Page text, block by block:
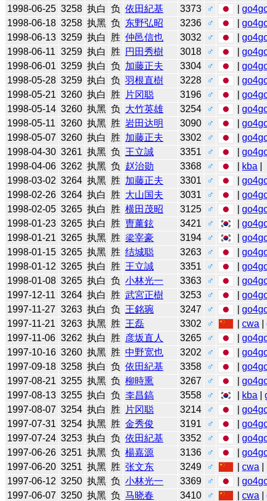
1998-06-25 3258 执白 负 依田紀基 3373 ♂ |
1998-06-18 3258 执黑 负 东野弘昭 3236 ♂ |
1998-06-13 3259 执白 胜 仲邑信也 3032 ♂ |
1998-06-11 3259 执白 胜 円田秀樹 3018 ♂ |
1998-06-01 3259 执白 负 加藤正夫 3304 ♂ |
1998-05-28 3259 执白 负 羽根直樹 3228 ♂ |
1998-05-21 3260 执白 胜 片冈聪 3196 ♂ |
1998-05-14 3260 执黑 负 大竹英雄 3254 ♂ |
1998-05-11 3260 执黑 胜 岩田达明 3090 ♂ |
1998-05-07 3260 执白 胜 加藤正夫 3302 ♂ |
1998-04-30 3261 执黑 负 王立誠 3351 ♂ |
1998-04-06 3262 执黑 负 赵治勋 3368 ♂ kba
1998-03-02 3264 执黑 胜 加藤正夫 3301 ♂ |
1998-02-26 3264 执白 胜 大山国夫 3031 ♂ |
1998-02-05 3265 执白 胜 横田茂昭 3125 ♂ |
1998-01-23 3265 执白 胜 曺薰鉉 3421 ♂ |
1998-01-21 3265 执黑 胜 梁宰豪 3194 ♂ |
1998-01-15 3265 执黑 胜 结城聪 3263 ♂ |
1998-01-12 3265 执白 胜 王立誠 3351 ♂ |
1998-01-08 3265 执白 负 小林光一 3363 ♂ |
1997-12-11 3264 执白 胜 武宮正樹 3253 ♂ |
1997-11-27 3263 执白 负 王銘琬 3247 ♂ |
1997-11-21 3263 执黑 胜 王磊 3302 ♂ |cwa |
1997-11-06 3262 执白 胜 彦坂直人 3265 ♂ |
1997-10-16 3260 执黑 胜 中野宽也 3202 ♂ |
1997-09-18 3258 执白 负 依田紀基 3358 ♂ |
1997-08-21 3255 执黑 负 柳時熏 3267 ♂ |
1997-08-13 3255 执白 负 李昌鎬 3558 ♂ kba |
1997-08-07 3254 执白 胜 片冈聪 3214 ♂ |
1997-07-31 3254 执黑 胜 金秀俊 3191 ♂ |
1997-07-24 3253 执白 负 依田紀基 3352 ♂ |
1997-06-26 3251 执黑 负 楊嘉源 3136 ♂ |
1997-06-20 3251 执黑 胜 张文东 3249 ♂ |cwa
1997-06-12 3250 执黑 负 小林光一 3369 ♂ |
1997-06-07 3250 执黑 负 马晓春 3410 ♂ |cwa |